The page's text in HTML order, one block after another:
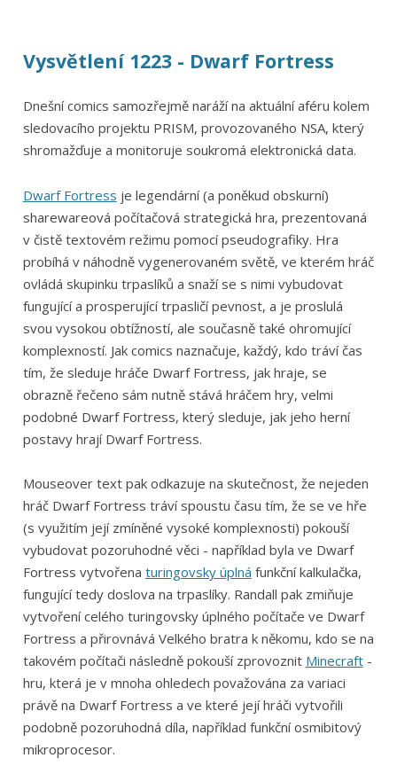
Vysvětlení 1223 - Dwarf Fortress
Dnešní comics samozřejmě naráží na aktuální aféru kolem
sledovacího projektu PRISM, provozovaného NSA, který
shromažďuje a monitoruje soukromá elektronická data.
Dwarf Fortress je legendární (a poněkud obskurní)
sharewareová počítačová strategická hra, prezentovaná
v čistě textovém režimu pomocí pseudografiky. Hra
probíhá v náhodně vygenerovaném světě, ve kterém hráč
ovládá skupinku trpaslíků a snaží se s nimi vybudovat
fungující a prosperující trpasličí pevnost, a je proslulá
svou vysokou obtížností, ale současně také ohromující
komplexností. Jak comics naznačuje, každý, kdo tráví čas
tím, že sleduje hráče Dwarf Fortress, jak hraje, se
obrazně řečeno sám nutně stává hráčem hry, velmi
podobné Dwarf Fortress, který sleduje, jak jeho herní
postavy hrají Dwarf Fortress.
Mouseover text pak odkazuje na skutečnost, že nejeden
hráč Dwarf Fortress tráví spoustu času tím, že se ve hře
(s využitím její zmíněné vysoké komplexnosti) pokouší
vybudovat pozoruhodné věci - například byla ve Dwarf
Fortress vytvořena turingovsky úplná funkční kalkulačka,
fungující tedy doslova na trpaslíky. Randall pak zmiňuje
vytvoření celého turingovsky úplného počítače ve Dwarf
Fortress a přirovnává Velkého bratra k někomu, kdo se na
takovém počítači následně pokouší zprovoznit Minecraft-
hru, která je v mnoha ohledech považována za variaci
právě na Dwarf Fortress a ve které její hráči vytvořili
podobně pozoruhodná díla, například funkční osmibitový
mikroprocesor.